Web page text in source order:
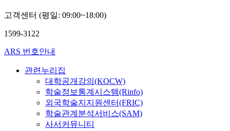
고객센터 (평일: 09:00~18:00)
1599-3122
ARS 번호안내
관련누리집
대학공개강의(KOCW)
학술정보통계시스템(Rinfo)
외국학술지지원센터(FRIC)
학술관계분석서비스(SAM)
사서커뮤니티